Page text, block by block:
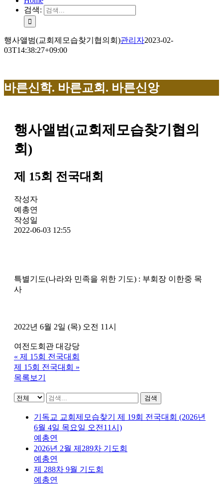
검색:
행사앨범(교회제모습찾기협의회)관리자2023-02-
03T14:38:27+09:00
바른신학. 바른교회. 바른신앙
행사앨범(교회제모습찾기협의
회)
제 15회 전국대회
작성자
예총연
작성일
2022-06-03 12:55
특별기도(나라와 민족을 위한 기도) : 부회장 이한중 목
사
2022년 6월 2일 (목) 오전 11시
여전도회관 대강당
« 제 15회 전국대회
제 15회 전국대회 »
목록보기
검색
기독교 교회제모습찾기 제 19회 전국대회 (2026년
6월 4일 목요일 오전11시)
예총연
2026년 2월 제289차 기도회
예총연
제 288차 9월 기도회
예총연